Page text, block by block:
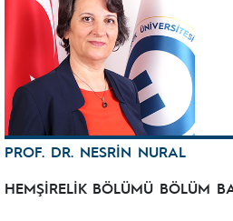
PROF. DR. NESRİN NURAL
HEMŞİRELİK BÖLÜMÜ BÖLÜM